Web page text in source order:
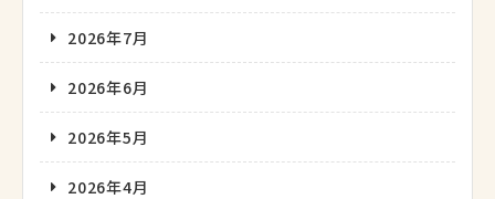
2026年7月
2026年6月
2026年5月
2026年4月